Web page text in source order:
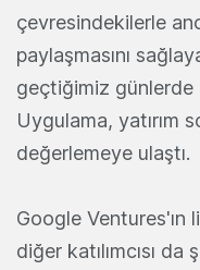
çevresindekilerle
paylaşmasını
geçtiğimiz günlerde
Uygulama, yatırım
değerlemeye ulaştı.
Google Ventures'ın
diğer katılımcısı da